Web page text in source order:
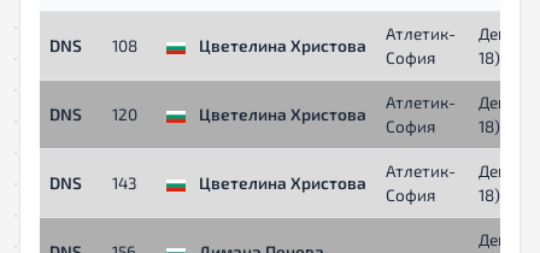
DNS 108 Цветелина Христова
Атлетик-
София
18)
DNS 120 Цветелина Христова
Атлетик-
София
18)
DNS 143 Цветелина Христова
Атлетик-
София
18)